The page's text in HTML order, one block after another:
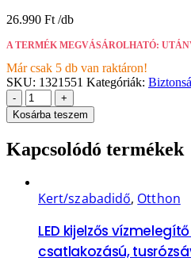
26.990 Ft
A TERMÉK MEGVÁSÁROLHATÓ:
Már csak 5 db van raktáron!
SKU: 1321551 Kategóriák:
-
+
Kosárba teszem
Kapcsolódó termékek
Kert/szabadidő, Otthon
LED kijelzős
csatlakozású,